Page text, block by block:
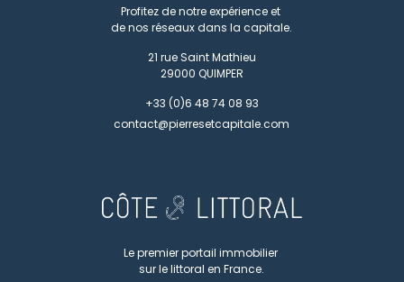
Profitez de notre expérience et
de nos réseaux dans la capitale.
21 rue Saint Mathieu
29000 QUIMPER
+33 (0)6 48 74 08 93
contact@pierresetcapitale.com
Le premier portail immobilier
sur le littoral en France.